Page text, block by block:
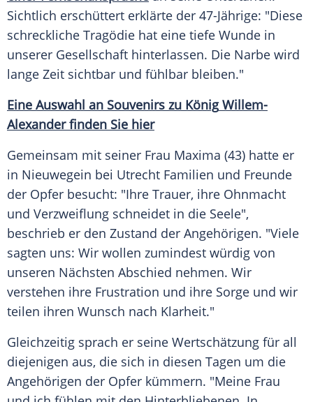
Sichtlich erschüttert erklärte der 47-Jährige: "Diese
schreckliche Tragödie hat eine tiefe Wunde in
unserer Gesellschaft hinterlassen. Die Narbe wird
lange Zeit sichtbar und fühlbar bleiben."
Eine Auswahl an Souvenirs zu König Willem-
Alexanderfinden Sie hier
Gemeinsam mit seiner Frau Maxima (43) hatte er
in Nieuwegein bei Utrecht Familien und Freunde
der Opfer besucht: "Ihre Trauer, ihre Ohnmacht
und Verzweiflung schneidet in die Seele",
beschrieb er den Zustand der Angehörigen. "Viele
sagten uns: Wir wollen zumindest würdig von
unseren Nächsten Abschied nehmen. Wir
verstehen ihre Frustration und ihre Sorge und wir
teilen ihren Wunsch nach Klarheit."
Gleichzeitig sprach er seine Wertschätzung für all
diejenigen aus, die sich in diesen Tagen um die
Angehörigen der Opfer kümmern. "Meine Frau